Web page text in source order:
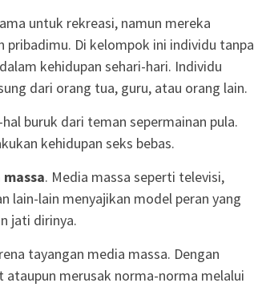
untuk rekreasi, namun mereka
pribadimu. Di kelompok ini individu tanpa
kehidupan sehari-hari. Individu
dari orang tua, guru, atau orang lain.
buruk dari teman sepermainan pula.
kehidupan seks bebas.
. Media massa seperti televisi,
lain-lain menyajikan model peran yang
jati dirinya.
tayangan media massa. Dengan
merusak norma-norma melalui